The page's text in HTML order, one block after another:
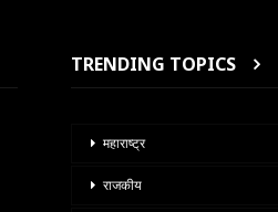
TRENDING TOPICS
महाराष्ट्र
राजकीय